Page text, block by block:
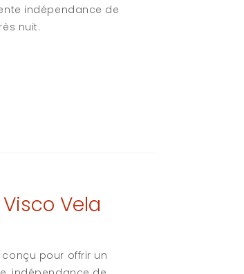
indépendance de
nuit.
Vela
pour offrir un